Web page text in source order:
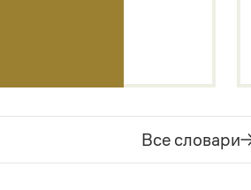
Все словари